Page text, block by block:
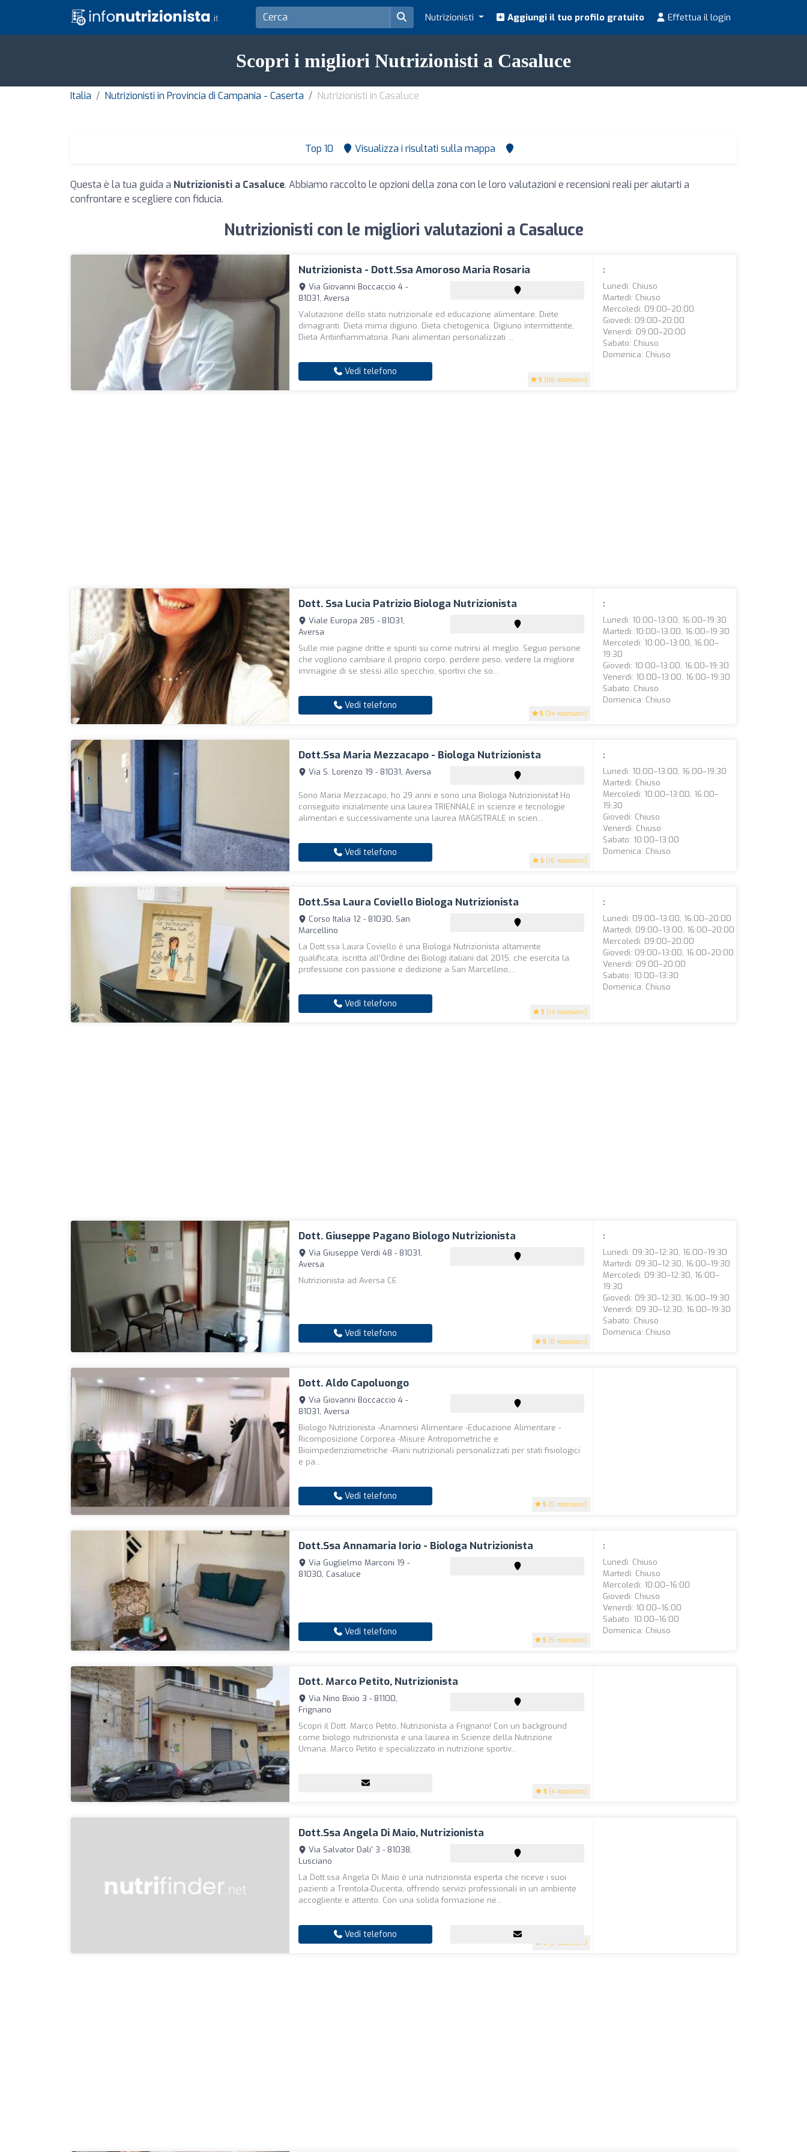
Nutrizionisti Aggiungi il tuo profilo gratuito Effettua il login
Scopri i migliori Nutrizionisti a Casaluce
Italia Nutrizionisti in Provincia di Campania - Caserta Nutrizionisti in Casaluce
Top 10 Visualizza i risultati sulla mappa
Questa è la tua guida a Nutrizionisti a Casaluce. Abbiamo raccolto le opzioni della zona con le loro valutazioni e recensioni reali per aiutarti a
confrontare e scegliere con fiducia.
Nutrizionisti con le migliori valutazioni a Casaluce
Nutrizionista - Dott.ssa Amoroso Maria Rosaria
5 (86 recensioni)
Via Giovanni Boccaccio 4 -
81031, Aversa
Valutazione dello stato nutrizionale ed educazione alimentare. Diete
dimagranti. Dieta mima digiuno. Dieta chetogenica. Digiuno intermittente,
Dieta Antiinfiammatoria. Piani alimentari personalizzati ...
Vedi telefono
:
Lunedì: Chiuso
Martedì: Chiuso
Mercoledì: 09:00–20:00
Giovedì: 09:00–20:00
Venerdì: 09:00–20:00
Sabato: Chiuso
Domenica: Chiuso
Dott. Ssa Lucia Patrizio Biologa Nutrizionista
5 (34 recensioni)
Viale Europa 285 - 81031,
Aversa
Sulle mie pagine dritte e spunti su come nutrirsi al meglio. Seguo persone
che vogliono cambiare il proprio corpo, perdere peso, vedere la migliore
immagine di se stessi allo specchio, sportivi che so...
Vedi telefono
:
Lunedì: 10:00–13:00, 16:00–19:30
Martedì: 10:00–13:00, 16:00–19:30
Mercoledì: 10:00–13:00, 16:00–
19:30
Giovedì: 10:00–13:00, 16:00–19:30
Venerdì: 10:00–13:00, 16:00–19:30
Sabato: Chiuso
Domenica: Chiuso
Dott.ssa Maria Mezzacapo - Biologa Nutrizionista
5 (16 recensioni)
Via S. Lorenzo 19 - 81031, Aversa
Sono Maria Mezzacapo, ho 29 anni e sono una Biologa Nutrizionista❗ Ho
conseguito inizialmente una laurea TRIENNALE in scienze e tecnologie
alimentari e successivamente una laurea MAGISTRALE in scien...
Vedi telefono
:
Lunedì: 10:00–13:00, 16:00–19:30
Martedì: Chiuso
Mercoledì: 10:00–13:00, 16:00–
19:30
Giovedì: Chiuso
Venerdì: Chiuso
Sabato: 10:00–13:00
Domenica: Chiuso
Dott.ssa Laura Coviello Biologa Nutrizionista
5 (14 recensioni)
Corso Italia 12 - 81030, San
Marcellino
La Dott.ssa Laura Coviello è una Biologa Nutrizionista altamente
qualificata, iscritta all'Ordine dei Biologi italiani dal 2015, che esercita la
professione con passione e dedizione a San Marcellino,...
Vedi telefono
:
Lunedì: 09:00–13:00, 16:00–20:00
Martedì: 09:00–13:00, 16:00–20:00
Mercoledì: 09:00–20:00
Giovedì: 09:00–13:00, 16:00–20:00
Venerdì: 09:00–20:00
Sabato: 10:00–13:30
Domenica: Chiuso
Dott. Giuseppe Pagano Biologo Nutrizionista
5 (8 recensioni)
Via Giuseppe Verdi 48 - 81031,
Aversa
Nutrizionista ad Aversa CE
Vedi telefono
:
Lunedì: 09:30–12:30, 16:00–19:30
Martedì: 09:30–12:30, 16:00–19:30
Mercoledì: 09:30–12:30, 16:00–
19:30
Giovedì: 09:30–12:30, 16:00–19:30
Venerdì: 09:30–12:30, 16:00–19:30
Sabato: Chiuso
Domenica: Chiuso
Dott. Aldo Capoluongo
5 (5 recensioni)
Via Giovanni Boccaccio 4 -
81031, Aversa
Biologo Nutrizionista -Anamnesi Alimentare -Educazione Alimentare -
Ricomposizione Corporea -Misure Antropometriche e
Bioimpedenziometriche -Piani nutrizionali personalizzati per stati fisiologici
e pa...
Vedi telefono
Dott.ssa Annamaria Iorio - Biologa Nutrizionista
5 (5 recensioni)
Via Guglielmo Marconi 19 -
81030, Casaluce
Vedi telefono
:
Lunedì: Chiuso
Martedì: Chiuso
Mercoledì: 10:00–16:00
Giovedì: Chiuso
Venerdì: 10:00–16:00
Sabato: 10:00–16:00
Domenica: Chiuso
Dott. Marco Petito, Nutrizionista
5 (4 recensioni)
Via Nino Bixio 3 - 81100,
Frignano
Scopri il Dott. Marco Petito, Nutrizionista a Frignano! Con un background
come biologo nutrizionista e una laurea in Scienze della Nutrizione
Umana, Marco Petito è specializzato in nutrizione sportiv...
Dott.ssa Angela Di Maio, Nutrizionista
5 (3 recensioni)
Via Salvator Dali' 3 - 81038,
Lusciano
La Dott.ssa Angela Di Maio è una nutrizionista esperta che riceve i suoi
pazienti a Trentola-Ducenta, offrendo servizi professionali in un ambiente
accogliente e attento. Con una solida formazione ne...
Vedi telefono